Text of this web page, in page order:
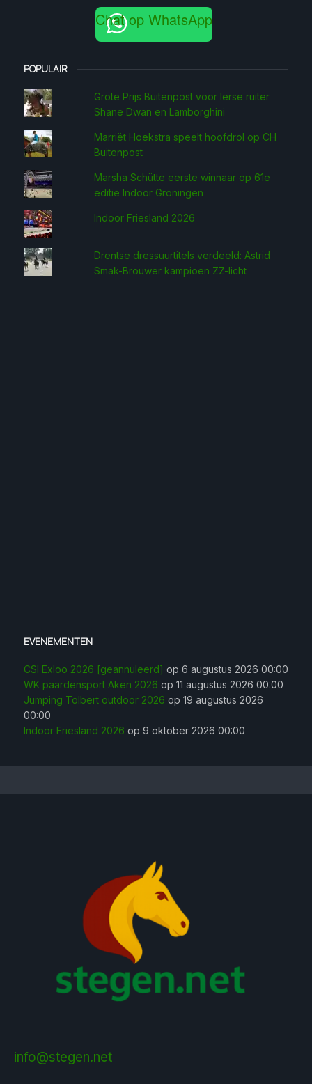
Chat op WhatsApp
POPULAIR
Grote Prijs Buitenpost voor Ierse ruiter
Shane Dwan en Lamborghini
Marriët Hoekstra speelt hoofdrol op CH
Buitenpost
Marsha Schütte eerste win­naar op 61e
editie Indoor Groningen
Indoor Friesland 2026
Drentse dressuurtitels verdeeld: Astrid
Smak-Brouwer kampioen ZZ-licht
EVENEMENTEN
CSI Exloo 2026 [geannuleerd] op 6 augustus 2026 00:00
WK paardensport Aken 2026 op 11 augustus 2026 00:00
Jumping Tolbert outdoor 2026 op 19 augustus 2026
00:00
Indoor Friesland 2026 op 9 oktober 2026 00:00
info@stegen.net